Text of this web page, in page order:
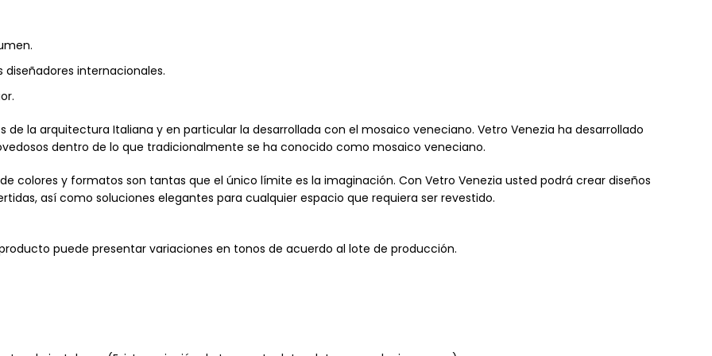
internacionales.
la arquitectura Italiana y en particular la desarrollada con el mosaico veneciano. Vetro Venezia ha desarrollado
dentro de lo que tradicionalmente se ha conocido como mosaico veneciano.
colores y formatos son tantas que el único límite es la imaginación. Con Vetro Venezia usted podrá crear diseños
así como soluciones elegantes para cualquier espacio que requiera ser revestido.
puede presentar variaciones en tonos de acuerdo al lote de producción.